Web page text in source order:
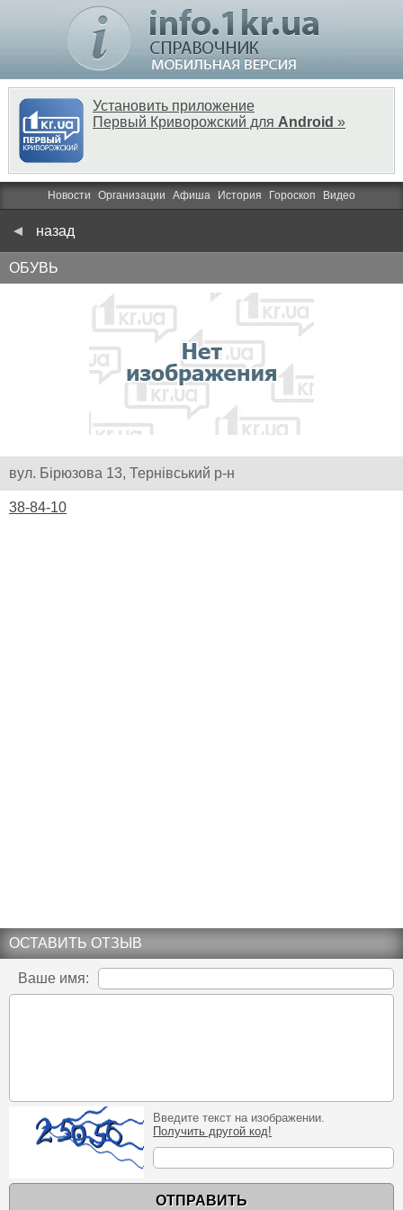
Установить приложение
Первый Криворожский для Android »
Новости Организации Афиша История Гороскоп Видео
назад
ОБУВЬ
вул. Бірюзова 13, Тернівський р-н
38-84-10
ОСТАВИТЬ ОТЗЫВ
Ваше имя:
Введите текст на изображении.
Получить другой код!
ОТПРАВИТЬ